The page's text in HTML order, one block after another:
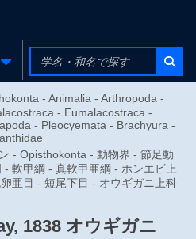
- Animalia - Arthropoda -
- Eumalacostraca -
- Pleocyemata - Brachyura -
- Opisthokonta - 動物界 - 節足動
- 軟甲綱 - 真軟甲亜綱 - ホンエビ上
亜目 - 短尾下目 - オウギガニ上科
1838 オウギガニ